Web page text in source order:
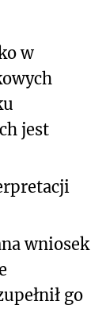
w
jest
wniosek
go